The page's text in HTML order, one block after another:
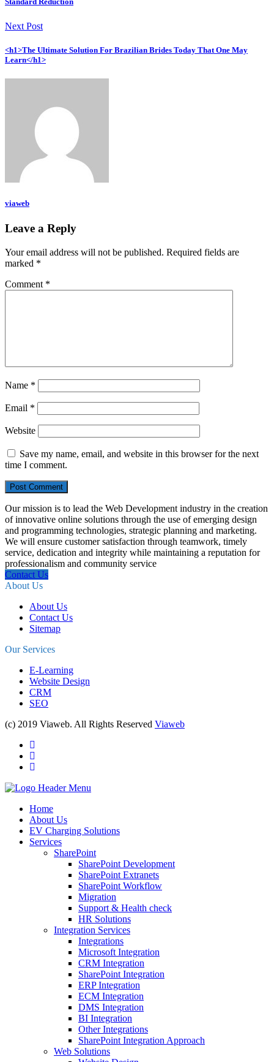
Next Post
<h1>The Ultimate Solution For Brazilian Brides Today That One May
Learn</h1>
viaweb
Leave a Reply
Your email address will not be published. Required fields are
marked *
Comment *
Name *
Email *
Website
Save my name, email, and website in this browser for the next
time I comment.
Our mission is to lead the Web Development industry in the creation
of innovative online solutions through the use of emerging design
and programming technologies, strategic planning and marketing.
We will ensure customer satisfaction through teamwork, timely
service, dedication and integrity while maintaining a reputation for
professionalism and community service
Contact Us
About Us
About Us
Contact Us
Sitemap
Our Services
E-Learning
Website Design
CRM
SEO
(c) 2019 Viaweb. All Rights Reserved Viaweb
Home
About Us
EV Charging Solutions
Services
SharePoint
SharePoint Development
SharePoint Extranets
SharePoint Workflow
Migration
Support & Health check
HR Solutions
Integration Services
Integrations
Microsoft Integration
CRM Integration
SharePoint Integration
ERP Integration
ECM Integration
DMS Integration
BI Integration
Other Integrations
SharePoint Integration Approach
Web Solutions